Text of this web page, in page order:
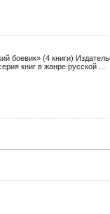
(4 книги)
книг в жанре русской ...